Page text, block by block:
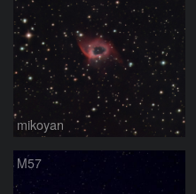
mikoyan
M57